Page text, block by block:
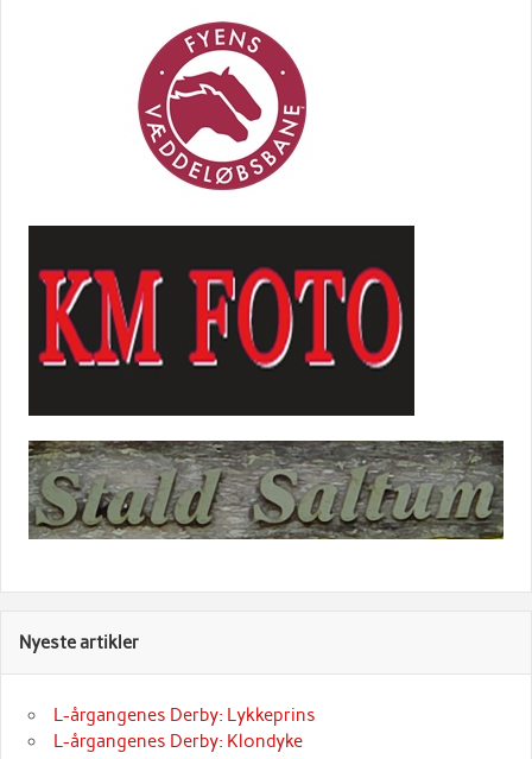
Nyeste artikler
L-årgangenes Derby: Lykkeprins
L-årgangenes Derby: Klondyke